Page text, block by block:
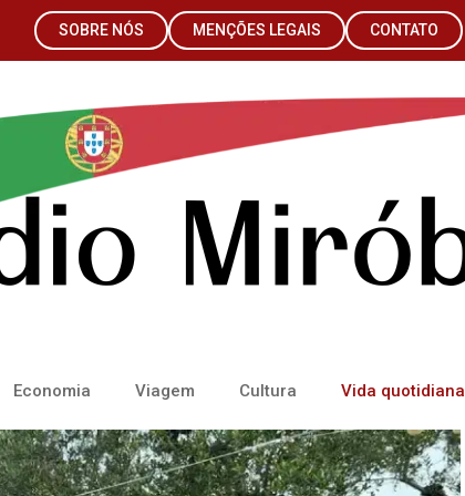
SOBRE NÓS MENÇÕES LEGAIS CONTATO
Economia Viagem Cultura Vida quotidiana